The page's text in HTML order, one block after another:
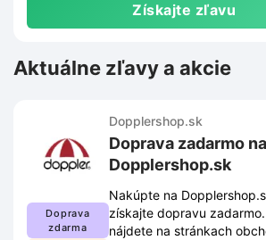
Získajte zľavu
Aktuálne zľavy a akcie
Doprava
zdarma
Dopplershop.sk
Doprava zadarmo
Dopplershop.sk
Nakúpte na
získajte dopravu
nájdete na stránkach